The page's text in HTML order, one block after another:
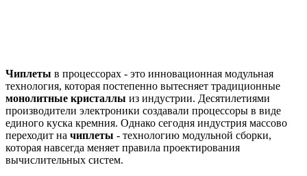
Чиплеты в процессорах - это инновационная модульная
технология, которая постепенно вытесняет традиционные
монолитные кристаллы из индустрии. Десятилетиями
производители электроники создавали процессоры в виде
единого куска кремния. Однако сегодня индустрия массово
переходит на чиплеты - технологию модульной сборки,
которая навсегда меняет правила проектирования
вычислительных систем.